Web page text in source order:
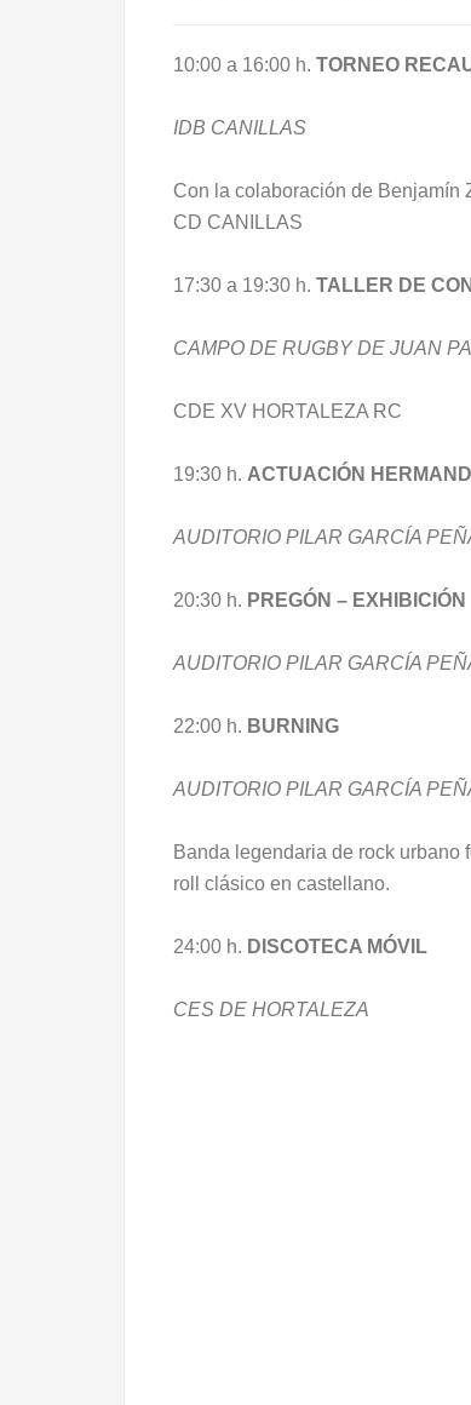
10:00 a 16:00 h. TORNEO
IDB CANILLAS
Con la colaboración de Benjamín
CD CANILLAS
17:30 a 19:30 h. TALLER DE
CAMPO DE RUGBY DE JUAN
CDE XV HORTALEZA RC
19:30 h. ACTUACIÓN
AUDITORIO PILAR GARCÍA
20:30 h. PREGÓN – EXHIBICIÓN
AUDITORIO PILAR GARCÍA
22:00 h. BURNING
AUDITORIO PILAR GARCÍA
Banda legendaria de rock urbano
roll clásico en castellano.
24:00 h. DISCOTECA MÓVIL
CES DE HORTALEZA